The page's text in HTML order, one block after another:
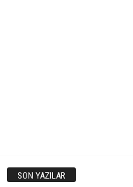
SON YAZILAR